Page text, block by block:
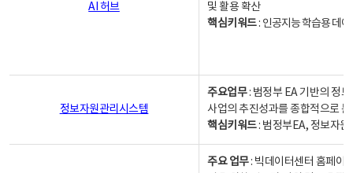
AI 허브
및 활용 확산
핵심키워드: 인공지능 학습용 데
정보자원관리시스템
주요업무: 범정부 EA 기반의 정
사업의 추진성과를 종합적으로
핵심키워드: 범정부EA, 정보자
주요 업무: 빅데이터센터 홈페이